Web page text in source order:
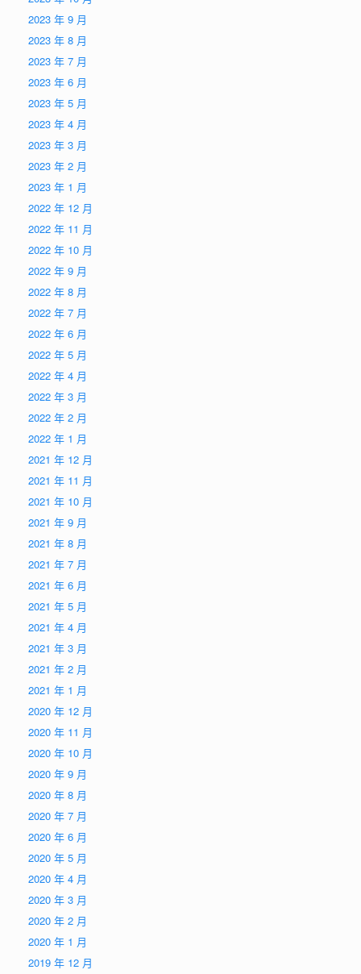
2023 年 9 月
2023 年 8 月
2023 年 7 月
2023 年 6 月
2023 年 5 月
2023 年 4 月
2023 年 3 月
2023 年 2 月
2023 年 1 月
2022 年 12 月
2022 年 11 月
2022 年 10 月
2022 年 9 月
2022 年 8 月
2022 年 7 月
2022 年 6 月
2022 年 5 月
2022 年 4 月
2022 年 3 月
2022 年 2 月
2022 年 1 月
2021 年 12 月
2021 年 11 月
2021 年 10 月
2021 年 9 月
2021 年 8 月
2021 年 7 月
2021 年 6 月
2021 年 5 月
2021 年 4 月
2021 年 3 月
2021 年 2 月
2021 年 1 月
2020 年 12 月
2020 年 11 月
2020 年 10 月
2020 年 9 月
2020 年 8 月
2020 年 7 月
2020 年 6 月
2020 年 5 月
2020 年 4 月
2020 年 3 月
2020 年 2 月
2020 年 1 月
2019 年 12 月